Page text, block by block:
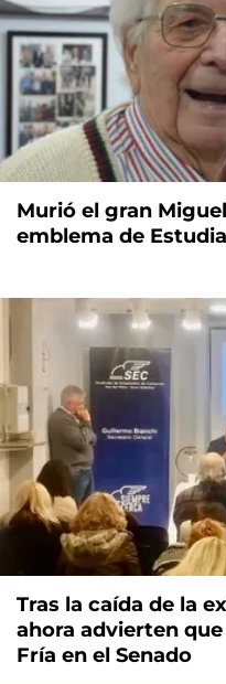
Murió el gran
emblema de
Tras la caída de la
ahora advierten
Fría en el Senado